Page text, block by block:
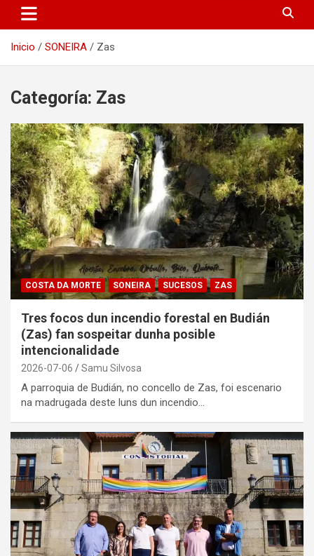
Inicio SONEIRA Zas
Categoría: Zas
COSTA DA MORTE SONEIRA SUCESOS ZAS
Tres focos dun incendio forestal en Budián
(Zas) fan sospeitar dunha posible
intencionalidade
2026-07-06 Samu Silvosa
A parroquia de Budián, no concello de Zas, foi escenario
na madrugada deste luns dun incendio…